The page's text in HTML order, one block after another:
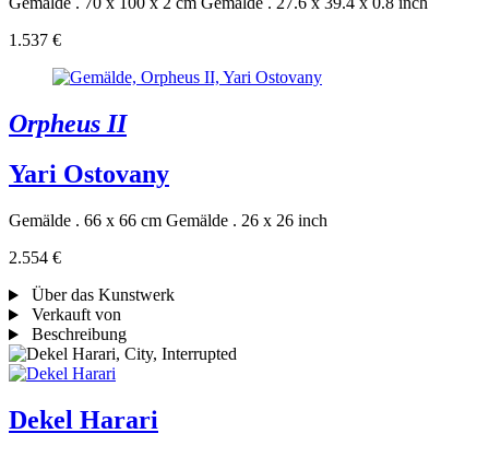
1.537 €
Orpheus II
Yari Ostovany
Gemälde . 66 x 66 cm Gemälde . 26 x 26 inch
2.554 €
Über das Kunstwerk
Verkauft von
Beschreibung
Dekel Harari